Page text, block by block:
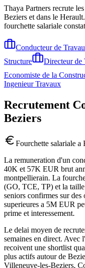
Thaya Partners recrute
Beziers et dans le Herault
fourchette salariale
Conducteur de
Structure
Directeur de
Economiste de la
Ingenieur Travaux
Recrutement
Beziers
Fourchette salariale a
La remuneration d'un
40K et 57K EUR brut
montpellierain. La
(GO, TCE, TP) et la
seniors confirmes sur
superieures a 5M EUR
prime et interessement.
Le delai moyen de
semaines en direct.
recoivent une shortlist
plus actifs autour de
Villeneuve-les-Beziers,